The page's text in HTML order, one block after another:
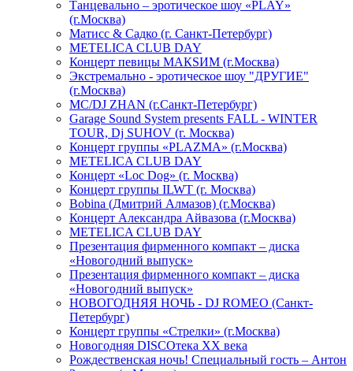
Танцевально – эротическое шоу «PLAY»
(г.Москва)
Матисс & Садко (г. Санкт-Петербург)
METELICA CLUB DAY
Концерт певицы МАКSИМ (г.Москва)
Экстремально - эротическое шоу "ДРУГИЕ"
(г.Москва)
МС/DJ ZHAN (г.Санкт-Петербург)
Garage Sound System presents FALL - WINTER
TOUR, Dj SUHOV (г. Москва)
Концерт группы «PLAZMA» (г.Москва)
METELICA CLUB DAY
Концерт «Loc Dog» (г. Москва)
Концерт группы ILWT (г. Москва)
Bobina (Дмитрий Алмазов) (г.Москва)
Концерт Александра Айвазова (г.Москва)
METELICA CLUB DAY
Презентация фирменного компакт – диска
«Новогодний выпуск»
Презентация фирменного компакт – диска
«Новогодний выпуск»
НОВОГОДНЯЯ НОЧЬ - DJ ROMEO (Санкт-
Петербург)
Концерт группы «Стрелки» (г.Москва)
Новогодняя DISCOтека ХХ века
Рождественская ночь! Специальный гость – Антон